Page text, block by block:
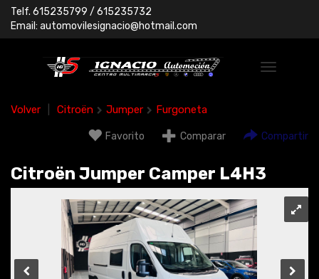
Telf. 615235799 / 615235732
Email: automovilesignacio@hotmail.com
Volver Citroën Jumper Furgoneta
Favorito Comparar Compartir
Citroën Jumper Camper L4H3